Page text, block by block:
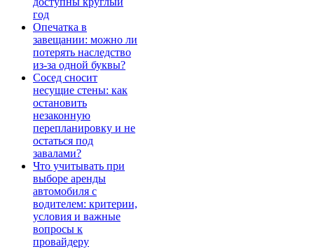
год
Опечатка в
завещании: можно ли
потерять наследство
из-за одной буквы?
Сосед сносит
несущие стены: как
остановить
незаконную
перепланировку и не
остаться под
завалами?
Что учитывать при
выборе аренды
автомобиля с
водителем: критерии,
условия и важные
вопросы к
провайдеру